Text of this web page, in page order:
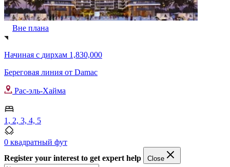
Вне плана
Начиная с дирхам 1,830,000
Береговая линия от Damac
Рас-эль-Хайма
1, 2, 3, 4, 5
0 квадратный фут
Register your interest to get expert help
Close